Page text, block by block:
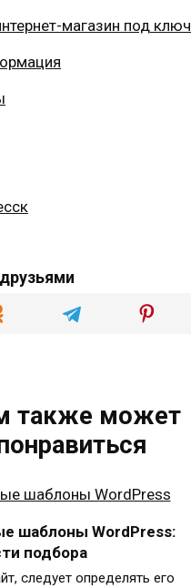
магазин под ключ
также может
шаблоны WordPress:
подбора
следует определять его